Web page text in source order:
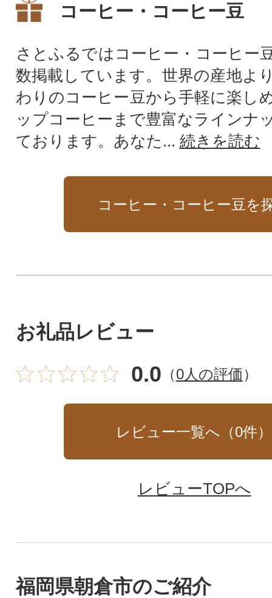
コーヒー・コーヒー豆
さとふるではコーヒー・コーヒー
数掲載しています。世界の産地よ
わりのコーヒー豆から手軽に楽し
ップコーヒーまで豊富なラインナ
ております。あなた... 続きを読む
コーヒー・コーヒー豆を
お礼品レビュー
0.0 （0人の評価）
レビュー一覧へ（0件）
レビューTOPへ
福岡県朝倉市のご紹介